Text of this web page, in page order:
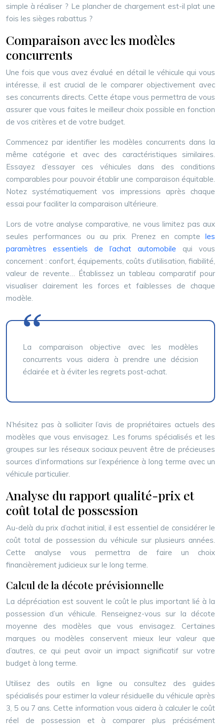
simple à réaliser ? Le plancher de chargement est-il plat une
fois les sièges rabattus ?
Comparaison avec les modèles
concurrents
Une fois que vous avez évalué en détail le véhicule qui vous
intéresse, il est crucial de le comparer objectivement avec
ses concurrents directs. Cette étape vous permettra de vous
assurer que vous faites le meilleur choix possible en fonction
de vos critères et de votre budget.
Commencez par identifier les modèles concurrents dans la
même catégorie et avec des caractéristiques similaires.
Essayez d’essayer ces véhicules dans des conditions
comparables pour pouvoir établir une comparaison équitable.
Notez systématiquement vos impressions après chaque
essai pour faciliter la comparaison ultérieure.
Lors de votre analyse comparative, ne vous limitez pas aux
seules performances ou au prix. Prenez en compte les
paramètres essentiels de l’achat automobile qui vous
concernent : confort, équipements, coûts d’utilisation, fiabilité,
valeur de revente… Établissez un tableau comparatif pour
visualiser clairement les forces et faiblesses de chaque
modèle.
La comparaison objective avec les modèles
concurrents vous aidera à prendre une décision
éclairée et à éviter les regrets post-achat.
N’hésitez pas à solliciter l’avis de propriétaires actuels des
modèles que vous envisagez. Les forums spécialisés et les
groupes sur les réseaux sociaux peuvent être de précieuses
sources d’informations sur l’expérience à long terme avec un
véhicule particulier.
Analyse du rapport qualité-prix et
coût total de possession
Au-delà du prix d’achat initial, il est essentiel de considérer le
coût total de possession du véhicule sur plusieurs années.
Cette analyse vous permettra de faire un choix
financièrement judicieux sur le long terme.
Calcul de la décote prévisionnelle
La dépréciation est souvent le coût le plus important lié à la
possession d’un véhicule. Renseignez-vous sur la décote
moyenne des modèles que vous envisagez. Certaines
marques ou modèles conservent mieux leur valeur que
d’autres, ce qui peut avoir un impact significatif sur votre
budget à long terme.
Utilisez des outils en ligne ou consultez des guides
spécialisés pour estimer la valeur résiduelle du véhicule après
3, 5 ou 7 ans. Cette information vous aidera à calculer le coût
réel de possession et à comparer plus précisément